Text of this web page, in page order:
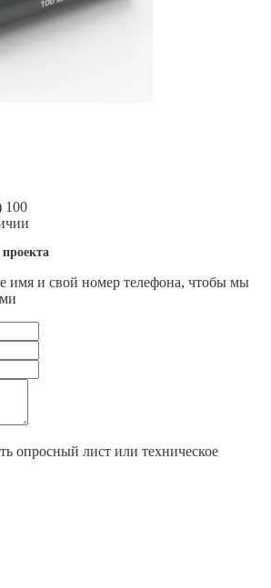
имя и свой номер телефона, чтобы мы
опросный лист или техническое